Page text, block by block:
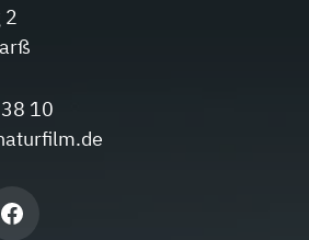
2
10